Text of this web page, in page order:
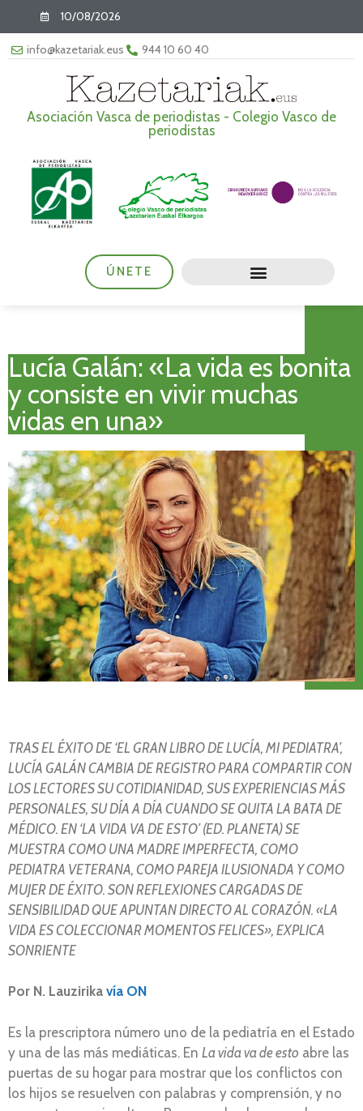
10/08/2026
info@kazetariak.eus 944 10 60 40
Asociación Vasca de periodistas - Colegio Vasco de
periodistas
ÚNETE
Lucía Galán: «La vida es bonita
y consiste en vivir muchas
vidas en una»
TRAS EL ÉXITO DE ‘EL GRAN LIBRO DE LUCÍA, MI PEDIATRA’,
LUCÍA GALÁN CAMBIA DE REGISTRO PARA COMPARTIR CON
LOS LECTORES SU COTIDIANIDAD, SUS EXPERIENCIAS MÁS
PERSONALES, SU DÍA A DÍA CUANDO SE QUITA LA BATA DE
MÉDICO. EN ‘LA VIDA VA DE ESTO’ (ED. PLANETA) SE
MUESTRA COMO UNA MADRE IMPERFECTA, COMO
PEDIATRA VETERANA, COMO PAREJA ILUSIONADA Y COMO
MUJER DE ÉXITO. SON REFLEXIONES CARGADAS DE
SENSIBILIDAD QUE APUNTAN DIRECTO AL CORAZÓN. «LA
VIDA ES COLECCIONAR MOMENTOS FELICES», EXPLICA
SONRIENTE
Por N. Lauzirika vía ON
Es la prescriptora número uno de la pediatría en el Estado
y una de las más mediáticas. En La vida va de esto abre las
puertas de su hogar para mostrar que los conflictos con
los hijos se resuelven con palabras y comprensión, y no